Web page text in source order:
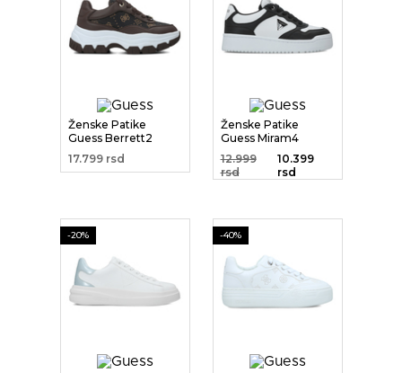
Ženske Patike
Guess Berrett2
17.799 rsd
Ženske Patike
Guess Miram4
12.999
rsd
10.399
rsd
-20% -40%